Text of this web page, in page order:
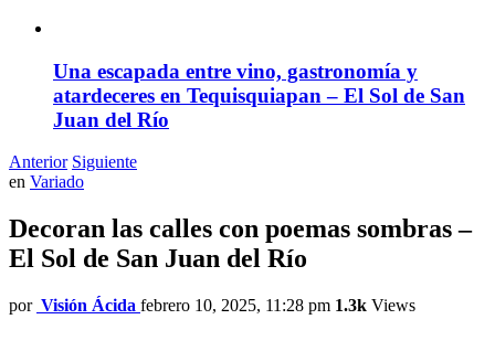
Una escapada entre vino, gastronomía y
atardeceres en Tequisquiapan – El Sol de San
Juan del Río
Anterior Siguiente
en Variado
Decoran las calles con poemas sombras –
El Sol de San Juan del Río
por Visión Ácida febrero 10, 2025, 11:28 pm 1.3k Views